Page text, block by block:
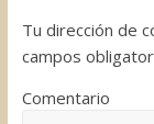
Tu dirección de
campos
Comentario